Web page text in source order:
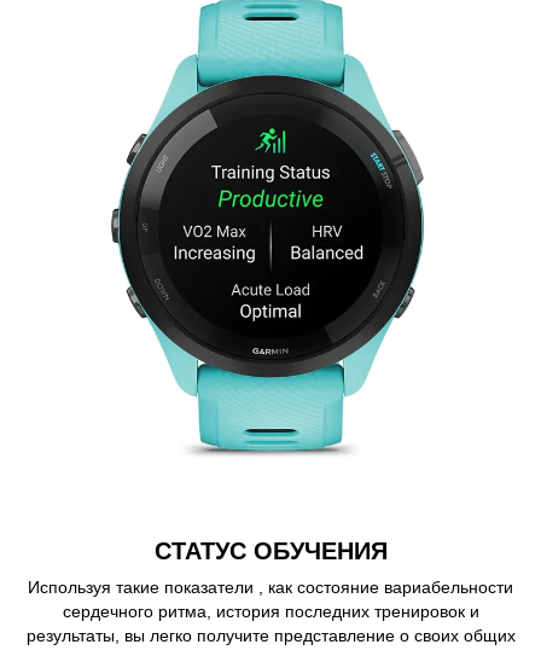
СТАТУС ОБУЧЕНИЯ
Используя такие показатели , как состояние вариабельности
сердечного ритма, история последних тренировок и
результаты, вы легко получите представление о своих общих